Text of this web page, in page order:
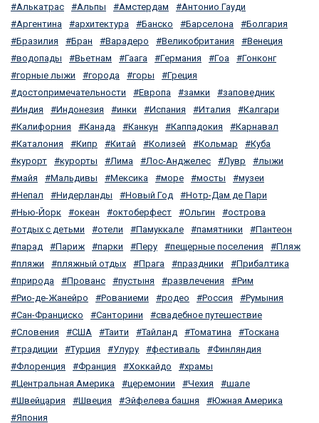
Алькатрас
Альпы Амстердам
Антонио Гауди
Аргентина
архитектура Банско Барселона
Болгария
Бразилия
Бран Варадеро Великобритания
Венеция
водопады
Вьетнам Гаага Германия Гоа
Гонконг
горные лыжи
города горы
Греция
достопримечательности
Европа замки
заповедник
Индия
Индонезия инки Испания Италия
Калгари
Калифорния
Канада Канкун Каппадокия
Карнавал
Каталония
Кипр Китай Колизей Кольмар
Куба
курорт
курорты Лима Лос-Анджелес Лувр
лыжи
майя
Мальдивы Мексика море мосты
музеи
Непал
Нидерланды Новый Год
Нотр-Дам де Пари
Нью-Йорк
океан октоберфест Ольгин
острова
отдых с детьми
отели Памуккале памятники
Пантеон
парад
Париж парки Перу пещерные поселения
Пляж
пляжи
пляжный отдых Прага праздники
Прибалтика
природа
Прованс пустыня развлечения
Рим
Рио-де-Жанейро
Рованиеми родео Россия
Румыния
Сан-Франциско
Санторини
свадебное путешествие
Словения
США Таити Тайланд Томатина
Тоскана
традиции
Турция Улуру фестиваль
Финляндия
Флоренция
Франция Хоккайдо
храмы
Центральная Америка
церемонии Чехия
шале
Швейцария
Швеция Эйфелева башня
Южная Америка
Япония